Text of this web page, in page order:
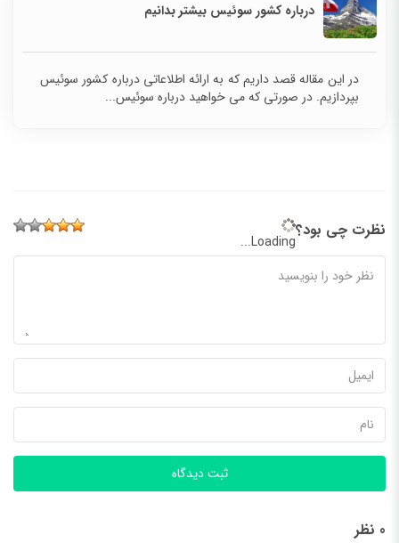
درباره کشور سوئیس بیشتر بدانیم
در این مقاله قصد داریم که به ارائه اطلاعاتی درباره کشور سوئیس
بپردازیم. در صورتی که می خواهید درباره سوئیس...
نظرت چی بود؟
Loading...
ثبت دیدگاه
0 نظر